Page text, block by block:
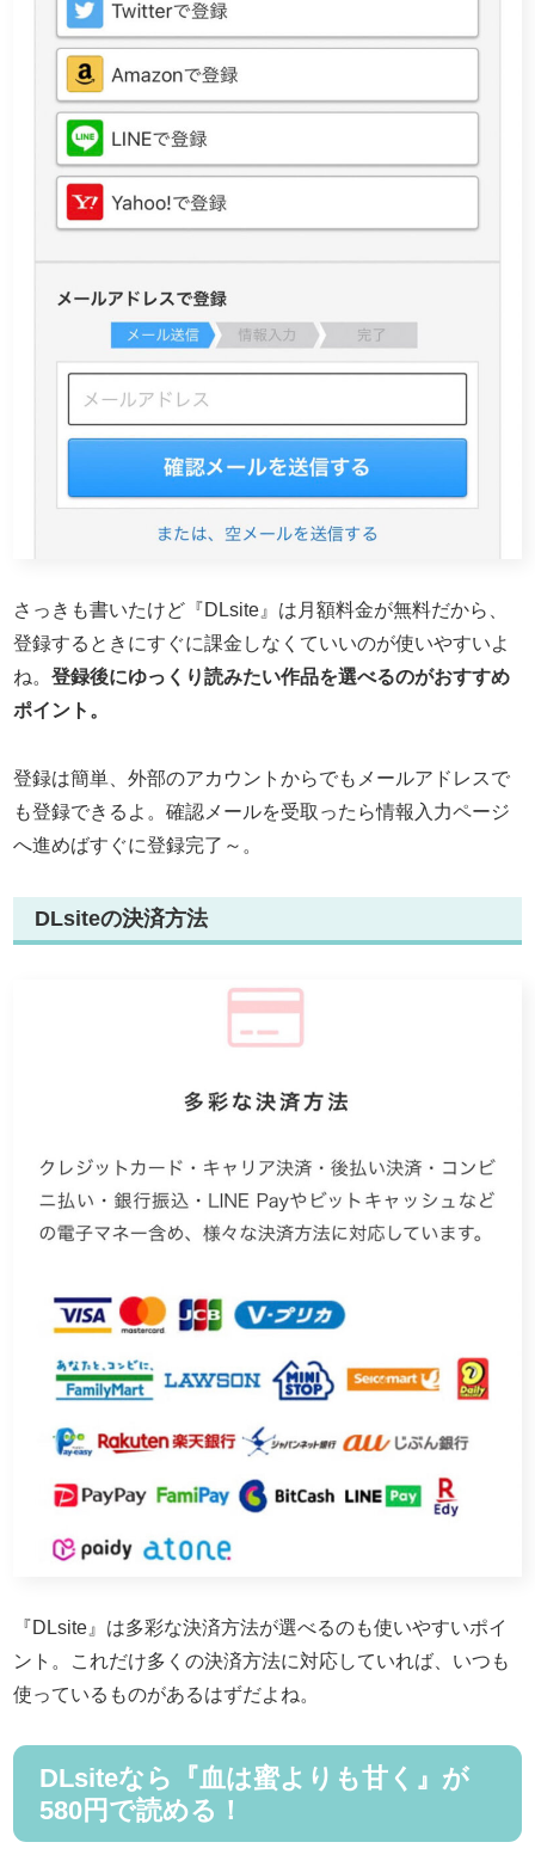
さっきも書いたけど『DLsite』は月額料金が無料だから、
登録するときにすぐに課金しなくていいのが使いやすいよ
ね。 登録後にゆっくり読みたい作品を選べるのがおすすめ
ポイント。
登録は簡単、外部のアカウントからでもメールアドレスで
も登録できるよ。確認メールを受取ったら情報入力ページ
へ進めばすぐに登録完了～。
DLsiteの決済方法
『DLsite』は多彩な決済方法が選べるのも使いやすいポイ
ント。これだけ多くの決済方法に対応していれば、いつも
使っているものがあるはずだよね。
DLsiteなら『血は蜜よりも甘く』が
580円で読める！